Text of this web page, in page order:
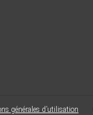
générales d’utilisation